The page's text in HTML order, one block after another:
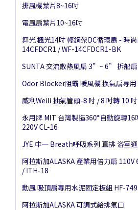
排風機葉片8~16吋
電風扇葉片10~16吋
舞光 楓光14吋 輕鋼架DC循環扇 - 時
14CFDCR1 / WF-14CFDCR1-BK
SUNTA 交流散熱風扇 3”~ 6” 拆船扇
Odor Blocker阻霸 暖風機 換氣扇專
威利Weili 抽氣管頭-8 吋 / 8 吋轉 10 吋
永用牌 MIT 台灣製造360°自動旋轉16
220V CL-16
JYE 中一 Breath呼吸系列 直排 浴室
阿拉斯加ALASKA 產業用倍力扇
/ ITH-18
勳風 吸頂扇專用水泥固定板組 HF-
阿拉斯加ALASKA 可調式給排氣口